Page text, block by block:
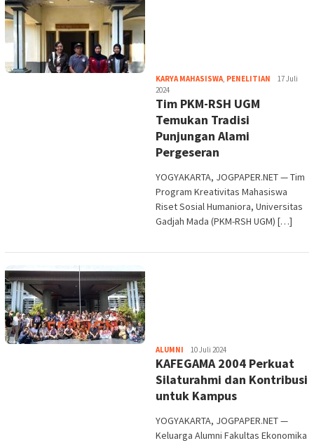
KARYA MAHASISWA, PENELITIAN Heri17 Juli
2024
Tim PKM-RSH UGM
Temukan Tradisi
Punjungan Alami
Pergeseran
YOGYAKARTA, JOGPAPER.NET — Tim
Program Kreativitas Mahasiswa
Riset Sosial Humaniora, Universitas
Gadjah Mada (PKM-RSH UGM) […]
ALUMNI Heri
Purwata
10 Juli 2024
KAFEGAMA 2004 Perkuat
Silaturahmi dan Kontribusi
untuk Kampus
YOGYAKARTA, JOGPAPER.NET —
Keluarga Alumni Fakultas Ekonomika